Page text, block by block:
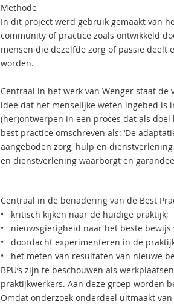
Methode
In dit project werd gebruik gemaakt van
community of practice zoals ontwikkeld
mensen die dezelfde zorg of passie
worden.
Centraal in het werk van Wenger staat
idee dat het menselijke weten ingebed is
(her)ontwerpen in een proces dat als
best practice omschreven als: ‘De
aangeboden zorg­, hulp­ en
en dienstverlening waarborgt en
Centraal in de benadering van de Best
• kritisch kijken naar de huidige praktijk;
• nieuwsgierigheid naar het beste bewijs
• doordacht experimenteren in de
• het meten van resultaten van nieuwe
BPU’s zijn te beschouwen als
praktijkwerkers. Aan deze groep worden
Omdat onderzoek onderdeel uitmaakt